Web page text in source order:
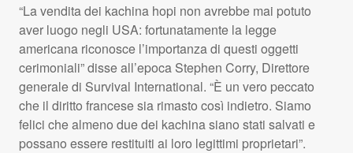
“La vendita dei kachina hopi non avrebbe mai potuto
aver luogo negli USA: fortunatamente la legge
americana riconosce l’importanza di questi oggetti
cerimoniali” disse all’epoca Stephen Corry, Direttore
generale di Survival International. “È un vero peccato
che il diritto francese sia rimasto così indietro. Siamo
felici che almeno due dei kachina siano stati salvati e
possano essere restituiti ai loro legittimi proprietari”.